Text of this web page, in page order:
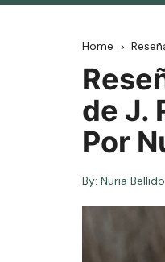
Home
de J.
Por
By: Nuria Bellido